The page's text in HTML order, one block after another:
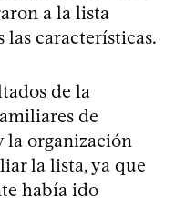
a la lista
características.
de la
de
la organización
la lista, ya que
había ido